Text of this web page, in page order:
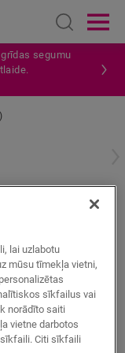
Open
segumu
lai uzlabotu
mūsu tīmekļa vietni,
sīkfailus vai
norādīto saiti
vietne darbotos
Citi sīkfaili